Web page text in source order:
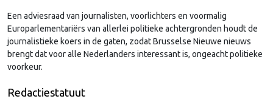
Een adviesraad van journalisten, voorlichters en voormalig
Europarlementariërs van allerlei politieke achtergronden houdt de
journalistieke koers in de gaten, zodat Brusselse Nieuwe nieuws
brengt dat voor alle Nederlanders interessant is, ongeacht politieke
voorkeur.
Redactiestatuut